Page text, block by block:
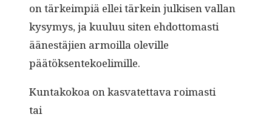
on tärkeimpiä ellei tärkein julkisen val­lan
kysymys, ja kuu­luu siten ehdot­tomasti
äänestäjien armoil­la oleville
päätöksentekoelimille.
Kun­takokoa on kas­vatet­ta­va roimasti
tai